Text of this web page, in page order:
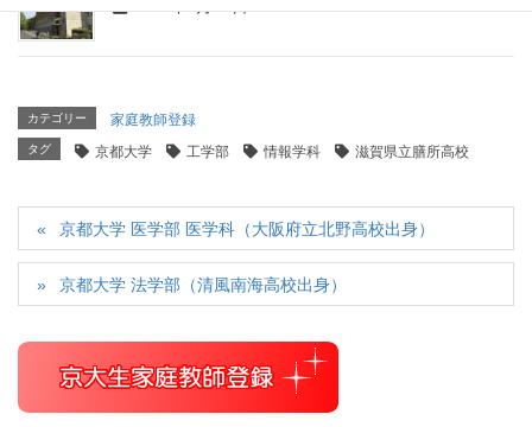
カテゴリー 家庭教師登録
タグ 京都大学 工学部 情報学科 滋賀県立膳所高校
京都大学 医学部 医学科（大阪府立北野高校出身）
京都大学 法学部（清風南海高校出身）